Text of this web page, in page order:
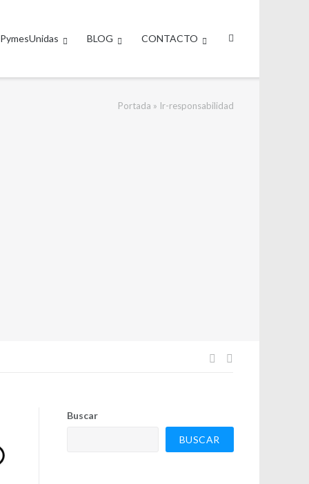
BLOG CONTACTO
Portada » Ir-responsabilidad
Navegación
entradas
Buscar
BUSCAR